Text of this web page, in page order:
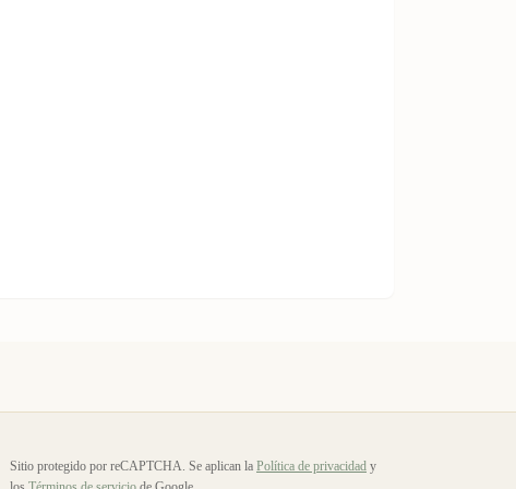
Sitio protegido por reCAPTCHA. Se aplican la Política de privacidad y